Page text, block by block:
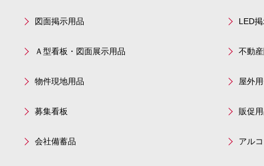
図面掲示用品 LED
Ａ型看板・図面展示用品 不動
物件現地用品 屋外
募集看板 販促
会社備蓄品 アル